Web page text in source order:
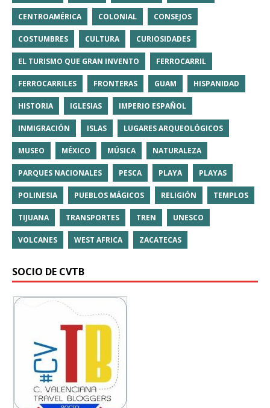
CENTROAMÉRICA COLONIAL CONSEJOS
COSTUMBRES CULTURA CURIOSIDADES
EL TURISMO QUE GRAN INVENTO FERROCARRIL
FERROCARRILES FRONTERAS GUAM HISPANIDAD
HISTORIA IGLESIAS IMPERIO ESPAÑOL
INMIGRACIÓN ISLAS LUGARES ARQUEOLÓGICOS
MUSEO MÉXICO MÚSICA NATURALEZA
PARQUES NACIONALES PESCA PLAYA PLAYAS
POLINESIA PUEBLOS MÁGICOS RELIGIÓN TEMPLOS
TIJUANA TRANSPORTES TREN UNESCO
VOLCANES WEST AFRICA ZACATECAS
SOCIO DE CVTB